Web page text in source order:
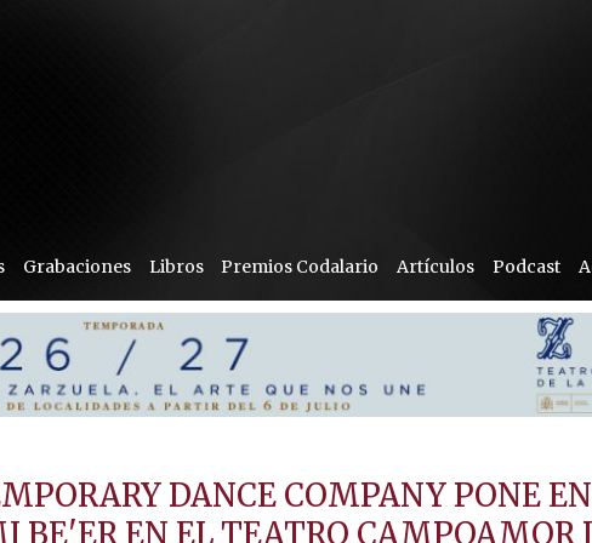
Grabaciones Libros Premios Codalario Artículos Podcast
DANCE COMPANY PONE EN
BE'ER EN EL TEATRO CAMPOAMOR